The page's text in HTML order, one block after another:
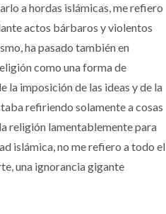
a hordas islámicas, me refiero
actos bárbaros y violentos
ha pasado también en
como una forma de
la imposición de las ideas y de la
refiriendo solamente a cosas
religión lamentablemente para
islámica, no me refiero a todo el
una ignorancia gigante